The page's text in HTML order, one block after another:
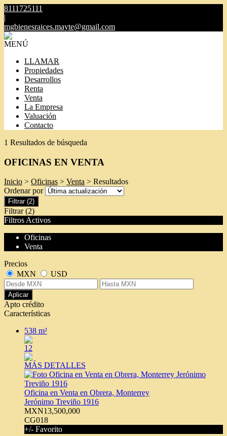
8111725111
|
mgbienesraices.mayte@gmail.com
MENÚ
LLAMAR
Propiedades
Desarrollos
Renta
Venta
La Empresa
Valuación
Contacto
1 Resultados de búsqueda
OFICINAS EN VENTA
Inicio > Oficinas > Venta > Resultados
Ordenar por
Filtrar (2)
Filtrar (2)
Filtros Activos
Oficinas
Venta
Precios
MXN
USD
Aplicar
Apto crédito
Características
538 m²
12
MÁS DETALLES
Oficina en Venta en Obrera, Monterrey
Jerónimo Treviño 1916
MXN13,500,000
CG018
+/- Favorito